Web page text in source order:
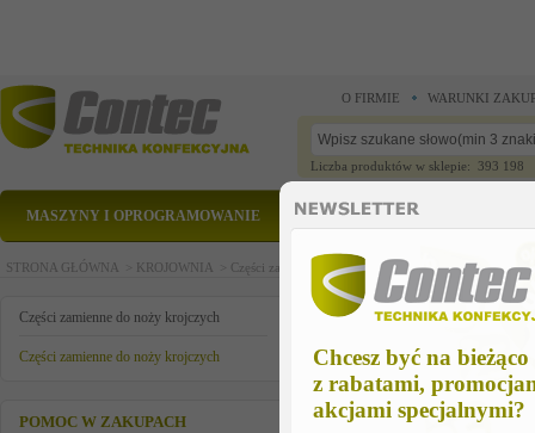
Chcesz być na bieżąco
z rabatami,
akcjami specjalnymi?
O FIRMIE WARUNKI
Liczba produktów w sklepie: 393 198
MASZYNY I OPROGRAMOWANIE CZĘŚCI ZAMIENNE
STRONA GŁÓWNA > KROJOWNIA > Części zamienne do noży krojczych >Części
Części zamienne do noży krojczych
Części zamienne do noży krojczych
POMOC W ZAKUPACH
czesc zamienna